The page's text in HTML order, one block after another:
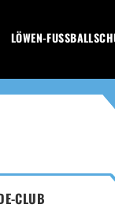
LÖWEN-
CLUB